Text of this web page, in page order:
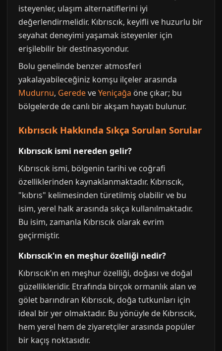
isteyenler, ulaşım alternatiflerini iyi
değerlendirmelidir. Kıbrıscık, keyifli ve huzurlu bir
seyahat deneyimi yaşamak isteyenler için
erişilebilir bir destinasyondur.
Bolu genelinde benzer atmosferi
yakalayabileceğiniz komşu ilçeler arasında
Mudurnu, GeredeveYeniçağa öne çıkar; bu
bölgelerde de canlı bir akşam hayatı bulunur.
Kıbrıscık Hakkında Sıkça Sorulan Sorular
Kıbrıscık ismi nereden gelir?
Kıbrıscık ismi, bölgenin tarihi ve coğrafi
özelliklerinden kaynaklanmaktadır. Kıbrıscık,
"kıbrıs" kelimesinden türetilmiş olabilir ve bu
isim, yerel halk arasında sıkça kullanılmaktadır.
Bu isim, zamanla Kıbrıscık olarak evrim
geçirmiştir.
Kıbrıscık'ın en meşhur özelliği nedir?
Kıbrıscık’ın en meşhur özelliği, doğası ve doğal
güzellikleridir. Etrafında birçok ormanlık alan ve
gölet barındıran Kıbrıscık, doğa tutkunları için
ideal bir yer olmaktadır. Bu yönüyle de Kıbrıscık,
hem yerel hem de ziyaretçiler arasında popüler
bir kaçış noktasıdır.